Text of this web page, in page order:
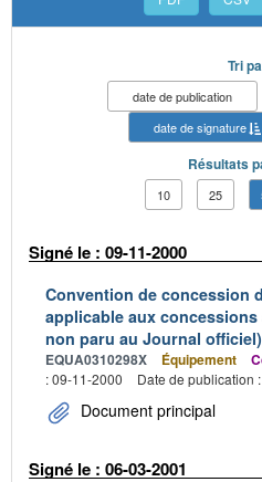
Tri
date de publication
date de signature
Résultats
10 25
Signé le : 09-11-2000
Convention de concession
applicable aux
non paru au Journal officiel)
EQUA0310298X Équipement
: 09-11-2000
Date de publication
Document principal
Signé le : 06-03-2001